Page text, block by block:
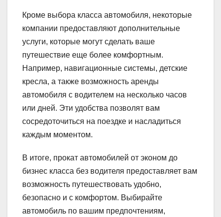
Кроме выбора класса автомобиля, некоторые
компании предоставляют дополнительные
услуги, которые могут сделать ваше
путешествие еще более комфортным.
Например, навигационные системы, детские
кресла, а также возможность аренды
автомобиля с водителем на несколько часов
или дней. Эти удобства позволят вам
сосредоточиться на поездке и насладиться
каждым моментом.
В итоге, прокат автомобилей от эконом до
бизнес класса без водителя предоставляет вам
возможность путешествовать удобно,
безопасно и с комфортом. Выбирайте
автомобиль по вашим предпочтениям,